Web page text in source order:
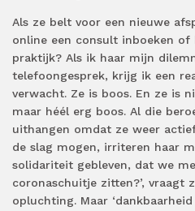
Als ze belt voor een nieuwe
online een consult inboeken of
praktijk? Als ik haar mijn
telefoongesprek, krijg ik een
verwacht. Ze is boos. En ze is
maar héél erg boos. Al die
uithangen omdat ze weer
de slag mogen, irriteren haar
solidariteit gebleven, dat we
coronaschuitje zitten?’, vraagt
opluchting. Maar